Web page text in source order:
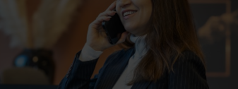
Stillinger
Om oss